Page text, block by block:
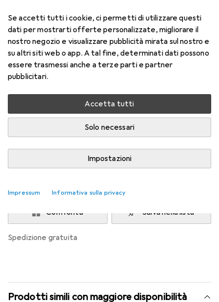
Se accetti tutti i cookie, ci permetti di utilizzare questi
dati per mostrarti offerte personalizzate, migliorare il
nostro negozio e visualizzare pubblicità mirata sul nostro e
su altri siti web o app. A tal fine, determinati dati possono
essere trasmessi anche a terze parti e partner
pubblicitari.
Accetta tutti
Solo necessari
Impostazioni
Impressum Informativa sulla privacy
HP USB-C-Dockingstation G5
USB-C, 10 porte
Prezzo in EUR IVA incl.
EUR
159,– anzichéEUR
178,29
Avvisami quando sarà disponibile
Confronta Salva nella lista
spedizione gratuita
Prodotti simili con maggiore disponibilità